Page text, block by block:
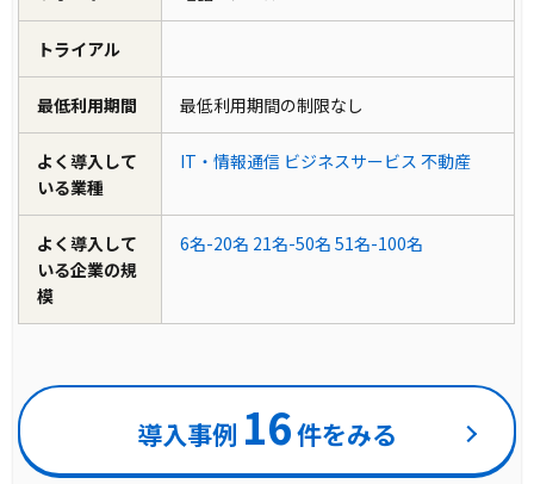
トライアル
最低利用期間 最低利用期間の制限なし
よく導入して
いる業種
IT・情報通信 ビジネスサービス 不動産
よく導入して
いる企業の規
模
6名-20名 21名-50名 51名-100名
導入事例 16件をみる